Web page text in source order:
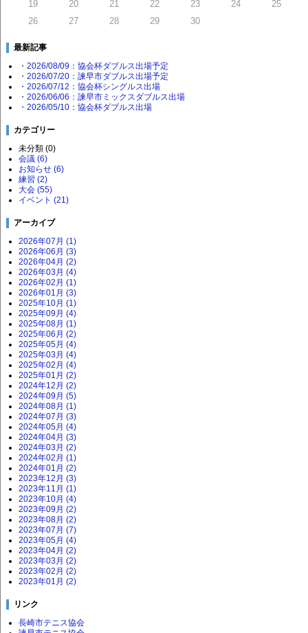
19
20 21 22 23 24
25
26
27 28 29 30
最新記事
・2026/08/09：協会杯ダブルス出場予定
・2026/07/20：諫早市ダブルス出場予定
・2026/07/12：協会杯シングルス出場
・2026/06/06：諫早市ミックスダブルス出場
・2026/05/10：協会杯ダブルス出場
カテゴリー
未分類 (0)
会議 (6)
お知らせ (6)
練習 (2)
大会 (55)
イベント (21)
アーカイブ
2026年07月 (1)
2026年06月 (3)
2026年04月 (2)
2026年03月 (4)
2026年02月 (1)
2026年01月 (3)
2025年10月 (1)
2025年09月 (4)
2025年08月 (1)
2025年06月 (2)
2025年05月 (4)
2025年03月 (4)
2025年02月 (4)
2025年01月 (2)
2024年12月 (2)
2024年09月 (5)
2024年08月 (1)
2024年07月 (3)
2024年05月 (4)
2024年04月 (3)
2024年03月 (2)
2024年02月 (1)
2024年01月 (2)
2023年12月 (3)
2023年11月 (1)
2023年10月 (4)
2023年09月 (2)
2023年08月 (2)
2023年07月 (7)
2023年05月 (4)
2023年04月 (2)
2023年03月 (2)
2023年02月 (2)
2023年01月 (2)
リンク
長崎市テニス協会